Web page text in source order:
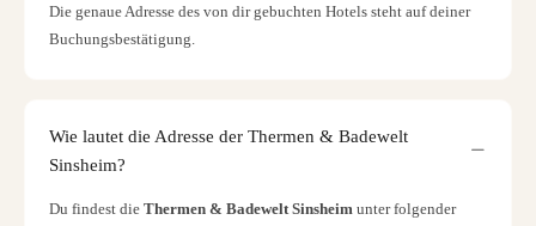
Die genaue Adresse des von dir gebuchten Hotels steht auf deiner
Buchungsbestätigung.
Wie lautet die Adresse der Thermen & Badewelt
Sinsheim?
Du findest die Thermen & Badewelt Sinsheim unter folgender